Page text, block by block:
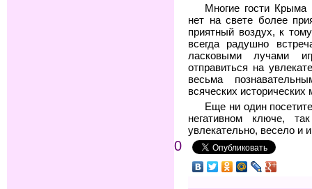
Многие гости Крыма
нет на свете более
приятный воздух, к
всегда радушно
ласковыми лучами
отправиться на
весьма
всяческих
Еще ни один
негативном ключе,
увлекательно, весело и
0